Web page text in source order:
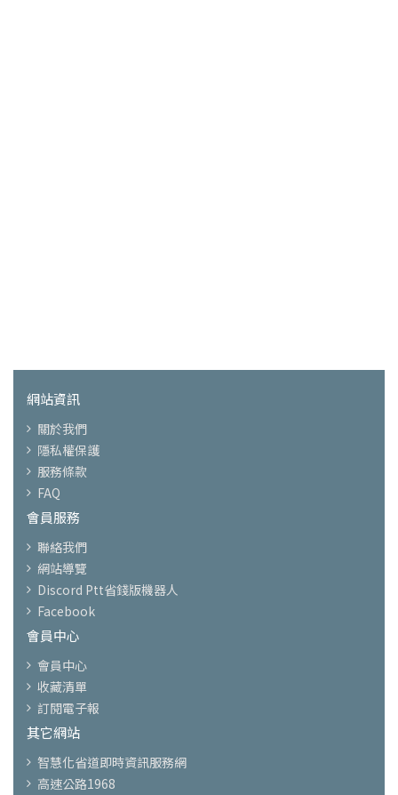
網站資訊
關於我們
隱私權保護
服務條款
FAQ
會員服務
聯絡我們
網站導覽
Discord Ptt省錢版機器人
Facebook
會員中心
會員中心
收藏清單
訂閱電子報
其它網站
智慧化省道即時資訊服務網
高速公路1968